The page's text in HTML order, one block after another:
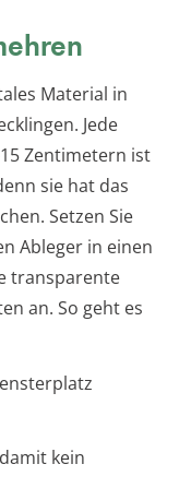
Material in
Jede
Zentimetern ist
sie hat das
Setzen Sie
Ableger in einen
transparente
an. So geht es
kein